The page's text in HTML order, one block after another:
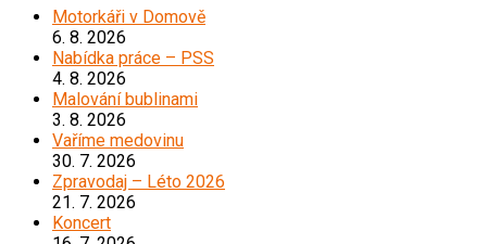
Motorkáři v Domově
6. 8. 2026
Nabídka práce – PSS
4. 8. 2026
Malování bublinami
3. 8. 2026
Vaříme medovinu
30. 7. 2026
Zpravodaj – Léto 2026
21. 7. 2026
Koncert